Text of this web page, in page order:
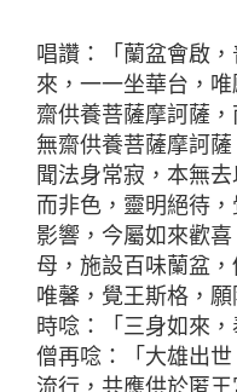
唱讚：「蘭盆會啟
來，一一坐華台，
齋供養菩薩摩訶薩
無齋供養菩薩摩訶
聞法身常寂，本無
而非色，靈明絕待
影響，今屬如來歡
母，施設百味蘭盆
唯馨，覺王斯格，
時唸：「三身如來
僧再唸：「大雄出